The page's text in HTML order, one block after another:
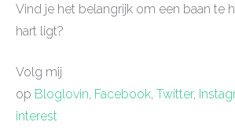
Vind je het belangrijk om een baan te
hart ligt?
Volg mij
op Bloglovin, Facebook, Twitter,
interest